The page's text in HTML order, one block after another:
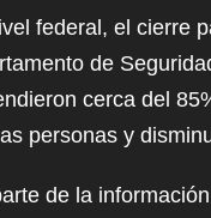
federal, el cierre
de
cerca del
personas y
de la